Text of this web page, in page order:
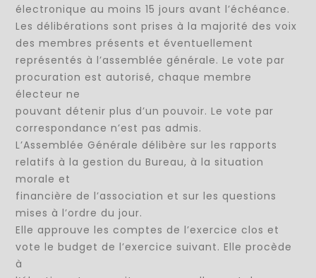
électronique au moins 15 jours avant l’échéance.
Les délibérations sont prises à la majorité des voix
des membres présents et éventuellement
représentés à l’assemblée générale. Le vote par
procuration est autorisé, chaque membre
électeur ne
pouvant détenir plus d’un pouvoir. Le vote par
correspondance n’est pas admis.
L’Assemblée Générale délibère sur les rapports
relatifs à la gestion du Bureau, à la situation
morale et
financière de l’association et sur les questions
mises à l’ordre du jour.
Elle approuve les comptes de l’exercice clos et
vote le budget de l’exercice suivant. Elle procède
à